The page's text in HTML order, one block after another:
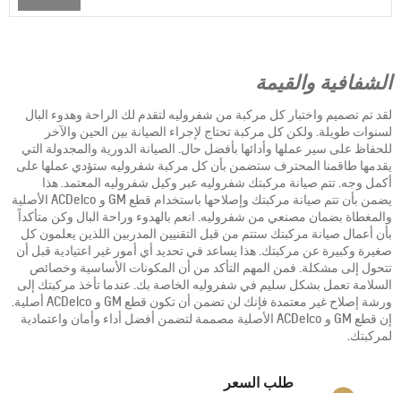
الشفافية والقيمة
لقد تم تصميم واختبار كل مركبة من شفروليه لتقدم لك الراحة وهدوء البال
لسنوات طويلة. ولكن كل مركبة تحتاج لإجراء الصيانة بين الحين والآخر
للحفاظ على سير عملها وأدائها بأفضل حال. الصيانة الدورية والمجدولة التي
يقدمها طاقمنا المحترف ستضمن بأن كل مركبة شفروليه ستؤدي عملها على
أكمل وجه. تتم صيانة مركبتك شفروليه عبر وكيل شفروليه المعتمد. هذا
يضمن بأن تتم صيانة مركبتك وإصلاحها باستخدام قطع GM و ACDelco الأصلية
والمغطاة بضمان مصنعي من شفروليه. انعم بالهدوء وراحة البال وكن متأكداً
بأن أعمال صيانة مركبتك ستتم من قبل التقنيين المدربين اللذين يعلمون كل
صغيرة وكبيرة عن مركبتك. هذا يساعد في تحديد أي أمور غير اعتيادية قبل أن
تتحول إلى مشكلة. فمن المهم التأكد من أن المكونات الأساسية وخصائص
السلامة تعمل بشكل سليم في شفروليه الخاصة بك. عندما تأخذ مركبتك إلى
ورشة إصلاح غير معتمدة فإنك لن تضمن أن تكون قطع GM و ACDelco أصلية.
إن قطع GM و ACDelco الأصلية مصممة لتضمن أفضل أداء وأمان واعتمادية
لمركبتك.
طلب السعر